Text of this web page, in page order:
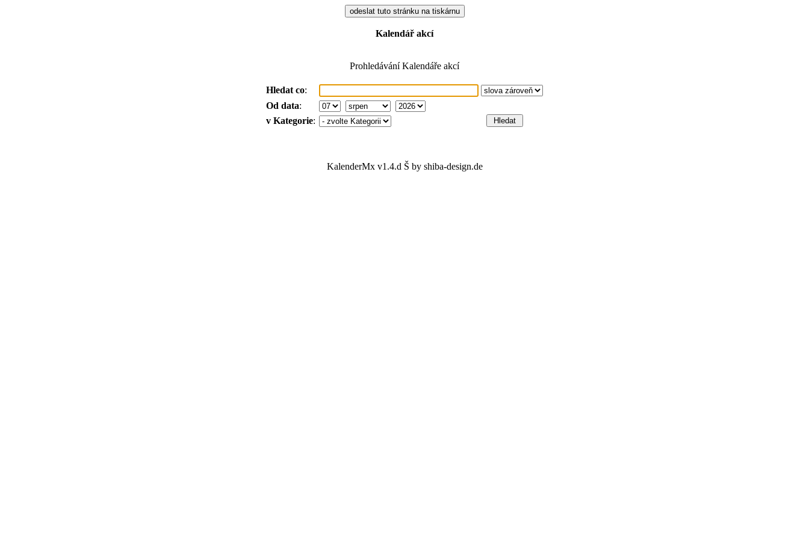
Kalendář akcí
Prohledávání Kalendáře akcí
Hledat co:
Od data:
v Kategorie:
KalenderMx v1.4.d Š by shiba-design.de